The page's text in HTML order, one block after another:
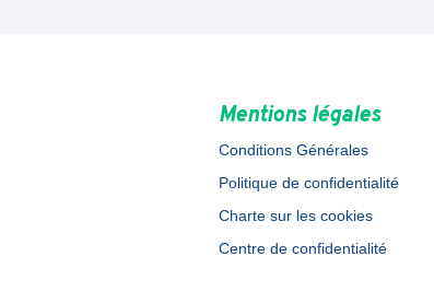
Mentions légales
Conditions Générales
Politique de confidentialité
Charte sur les cookies
Centre de confidentialité